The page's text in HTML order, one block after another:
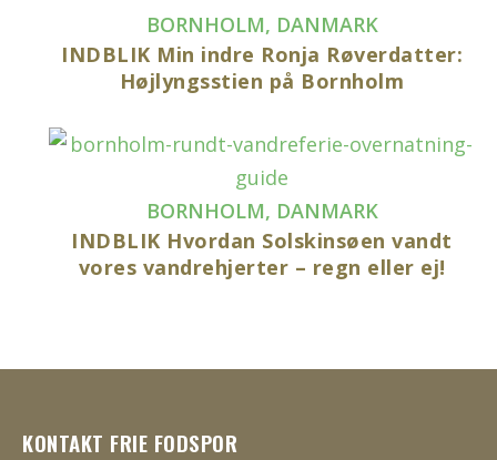
BORNHOLM, DANMARK
INDBLIK Min indre Ronja Røverdatter:
Højlyngsstien på Bornholm
BORNHOLM, DANMARK
INDBLIK Hvordan Solskinsøen vandt
vores vandrehjerter – regn eller ej!
KONTAKT FRIE FODSPOR